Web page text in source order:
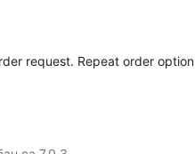
request. Repeat order option